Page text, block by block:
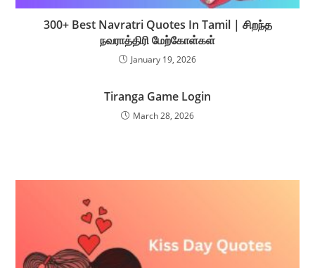
300+ Best Navratri Quotes In Tamil | சிறந்த
நவராத்திரி மேற்கோள்கள்
January 19, 2026
Tiranga Game Login
March 28, 2026